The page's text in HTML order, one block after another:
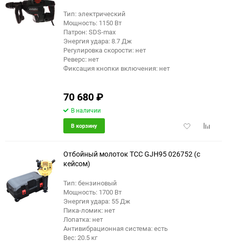
Тип: электрический
Мощность: 1150 Вт
Патрон: SDS-max
Энергия удара: 8.7 Дж
Регулировка скорости: нет
Реверс: нет
Фиксация кнопки включения: нет
70 680₽
В наличии
Добавить
В корзину
Отбойный молоток ТСС GJH95 026752 (с
кейсом)
Тип: бензиновый
Мощность: 1700 Вт
Энергия удара: 55 Дж
Пика-ломик: нет
Лопатка: нет
Антивибрационная система: есть
Вес: 20.5 кг